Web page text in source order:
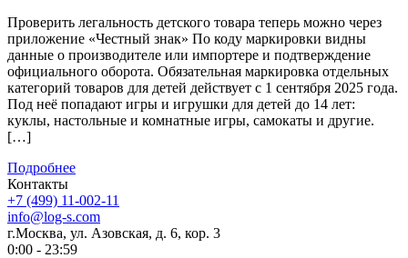
Проверить легальность детского товара теперь можно через
приложение «Честный знак» По коду маркировки видны
данные о производителе или импортере и подтверждение
официального оборота. Обязательная маркировка отдельных
категорий товаров для детей действует с 1 сентября 2025 года.
Под неё попадают игры и игрушки для детей до 14 лет:
куклы, настольные и комнатные игры, самокаты и другие.
[…]
Подробнее
Контакты
+7 (499) 11-002-11
info@log-s.com
г.Москва, ул. Азовская, д. 6, кор. 3
0:00 - 23:59